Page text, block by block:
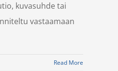
kuvasuhde tai
vastaamaan
Read More